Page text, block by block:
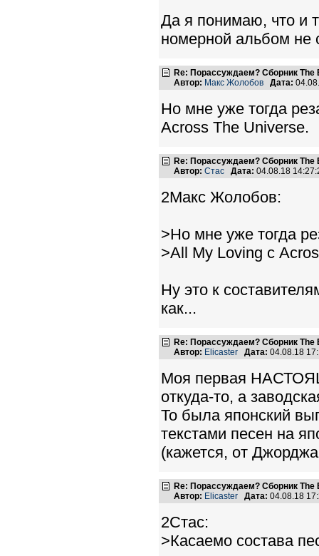
Да я понимаю, что и
номерной альбом
Re: Порассуждаем? Сборник The
Автор: Макс Жолобов Дата:
Но мне уже тогда
Across The Universe.
Re: Порассуждаем? Сборник The
Автор: Стас Дата: 04.08.18
2Макс Жолобов:
>Но мне уже тогда
>All My Loving с
Ну это к
как...
Re: Порассуждаем? Сборник The
Автор: Elicaster Дата: 04.08.18
Моя первая
откуда-то, а
То была японский
текстами песен на
(кажется, от
Re: Порассуждаем? Сборник The
Автор: Elicaster Дата: 04.08.18
2Стас:
>Касаемо состава